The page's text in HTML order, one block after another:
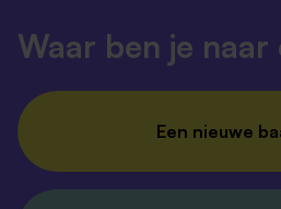
Waar ben je naar
Een nieuwe